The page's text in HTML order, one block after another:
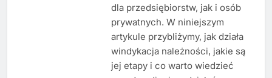
dla przedsiębiorstw, jak i osób
prywatnych. W niniejszym
artykule przybliżymy, jak działa
windykacja należności, jakie są
jej etapy i co warto wiedzieć